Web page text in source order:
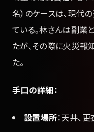
名）のケースは、現代
ている。林さんは副業
たが、その際に火災
た。
手口の詳細：
設置場所：天井、